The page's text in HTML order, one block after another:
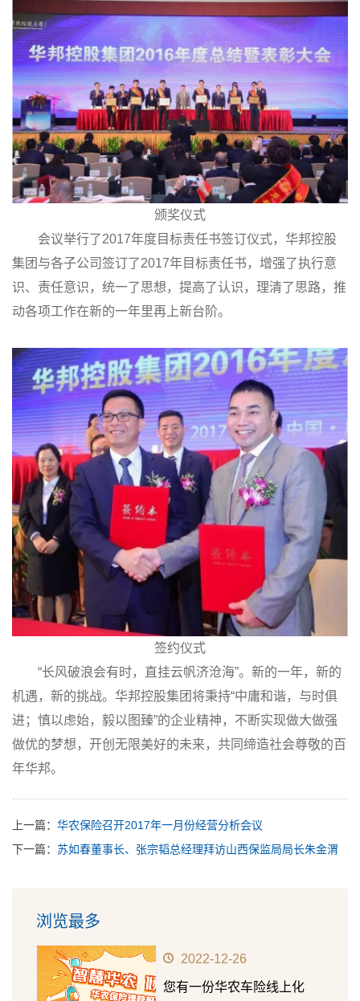
颁奖仪式
会议举行了2017年度目标责任书签订仪式，华邦控股
集团与各子公司签订了2017年目标责任书，增强了执行意
识、责任意识，统一了思想，提高了认识，理清了思路，推
动各项工作在新的一年里再上新台阶。
签约仪式
“长风破浪会有时，直挂云帆济沧海”。新的一年，新的
机遇，新的挑战。华邦控股集团将秉持“中庸和谐，与时俱
进；慎以虑始，毅以图臻”的企业精神，不断实现做大做强
做优的梦想，开创无限美好的未来，共同缔造社会尊敬的百
年华邦。
上一篇： 华农保险召开2017年一月份经营分析会议
下一篇： 苏如春董事长、张宗韬总经理拜访山西保监局局长朱金渭
浏览最多
2022-12-26
您有一份华农车险线上化